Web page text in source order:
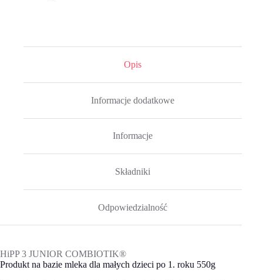
Opis
Informacje dodatkowe
Informacje
Składniki
Odpowiedzialność
HiPP 3 JUNIOR COMBIOTIK®
Produkt na bazie mleka dla małych dzieci po 1. roku 550g